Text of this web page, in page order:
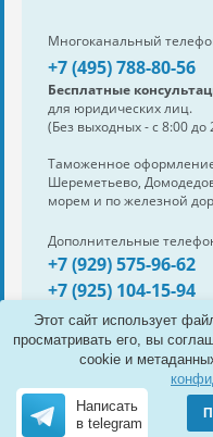
Этот сайт использует
просматривать его, вы
cookie и
Написать
в telegram
Многоканальный
+7 (495) 788-80-56
Бесплатные
для юридических лиц.
(Без выходных - с 8:00 до
Таможенное
Шереметьево,
морем и по железной
Дополнительные
+7 (929) 575-96-62
+7 (925) 104-15-94
Также нам можно
e-mail:info@s-
Полная версия сайта
© 2011